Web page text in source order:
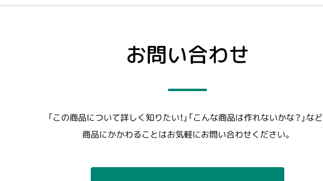
お問い合わせ
「この商品について詳しく知りたい！」「こんな商品は作れないかな？」など
商品にかかわることはお気軽にお問い合わせください。